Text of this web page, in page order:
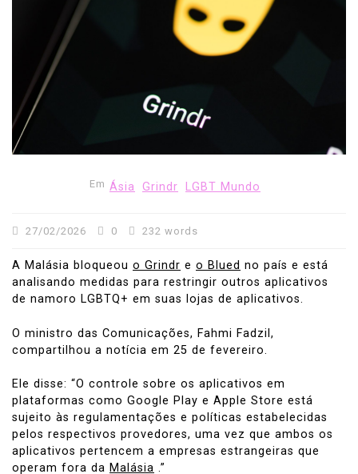
Em Ásia Grindr LGBT Mundo
27/02/2026 0 232 words
A Malásia bloqueou o Grindr e o Blued no país e está
analisando medidas para restringir outros aplicativos
de namoro LGBTQ+ em suas lojas de aplicativos.
O ministro das Comunicações, Fahmi Fadzil,
compartilhou a notícia em 25 de fevereiro.
Ele disse: “O controle sobre os aplicativos em
plataformas como Google Play e Apple Store está
sujeito às regulamentações e políticas estabelecidas
pelos respectivos provedores, uma vez que ambos os
aplicativos pertencem a empresas estrangeiras que
operam fora da Malásia .”